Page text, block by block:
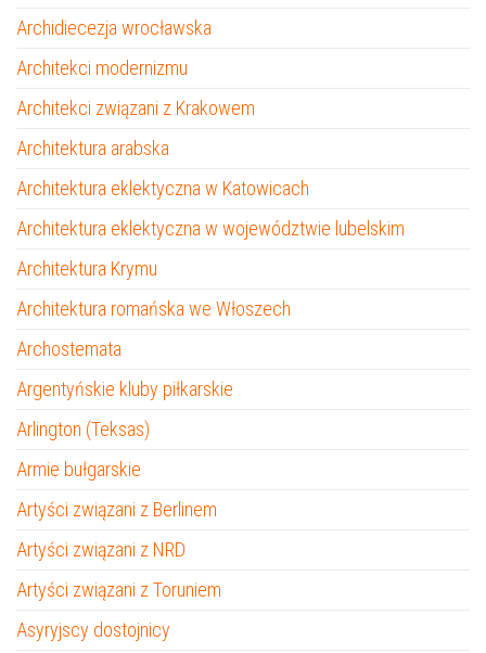
Archidiecezja wrocławska
Architekci modernizmu
Architekci związani z Krakowem
Architektura arabska
Architektura eklektyczna w Katowicach
Architektura eklektyczna w województwie lubelskim
Architektura Krymu
Architektura romańska we Włoszech
Archostemata
Argentyńskie kluby piłkarskie
Arlington (Teksas)
Armie bułgarskie
Artyści związani z Berlinem
Artyści związani z NRD
Artyści związani z Toruniem
Asyryjscy dostojnicy